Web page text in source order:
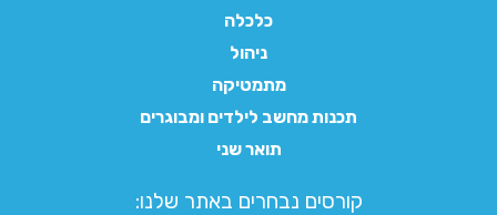
כלכלה
ניהול
מתמטיקה
תכנות מחשב לילדים ומבוגרים
תואר שני
קורסים נבחרים באתר שלנו:​